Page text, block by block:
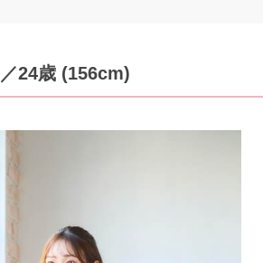
／24歳 (156cm)